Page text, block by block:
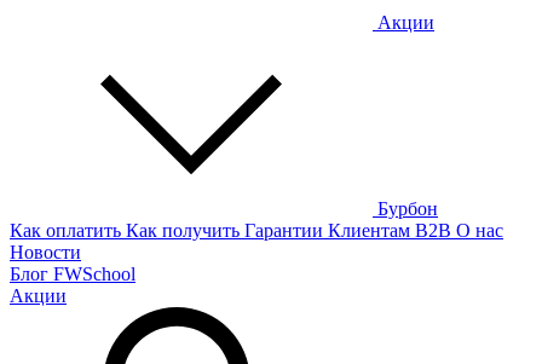
Акции
Бурбон
Как оплатить Как получить Гарантии Клиентам B2B О нас
Новости
Блог FWSchool
Акции